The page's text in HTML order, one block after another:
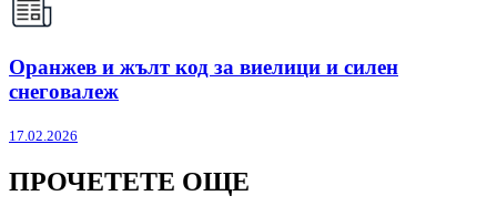
Оранжев и жълт код за виелици и силен
снеговалеж
17.02.2026
ПРОЧЕТЕТЕ ОЩЕ